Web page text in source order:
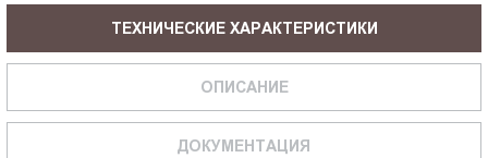
ТЕХНИЧЕСКИЕ ХАРАКТЕРИСТИКИ
ОПИСАНИЕ
ДОКУМЕНТАЦИЯ